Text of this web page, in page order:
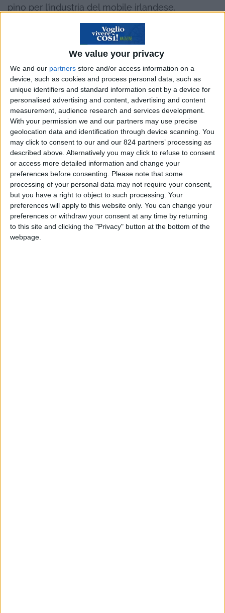
We value your privacy
We and our partners store and/or access information on a
device, such as cookies and process personal data, such as
unique identifiers and standard information sent by a device for
personalised advertising and content, advertising and content
measurement, audience research and services development.
With your permission we and our partners may use precise
geolocation data and identification through device scanning. You
may click to consent to our and our 824 partners’ processing as
described above. Alternatively you may click to refuse to consent
or access more detailed information and change your
preferences before consenting.
Please note that some
processing of your personal data may not require your consent,
but you have a right to object to such processing. Your
preferences will apply to this website only. You can change your
preferences or withdraw your consent at any time by returning
to this site and clicking the "Privacy" button at the bottom of the
webpage.
pino per l’industria del mobile irlandese.
A quel tempo non avevo alcun progetto di
emigrare dall’Italia, ma avvertii subito, nonostante
la lingua ostica, i caratteri silenziosi e introversi
delle persone, il panorama deprimente dalla
strada statale, dovuto senz’altro anche al tempo
triste e piovoso di quel secondo giorno di visita,
avvertii subito spuntare in me una sensazione
misteriosa e imprevista, sconosciuta e
apparentemente inspiegabile: “In questo Paese
potrei facilmente trovarmi a mio agio e inserirmi,
sentirmi a casa.” Davvero un pensiero strano in
un Paese ancora cosi’ fortemente segnato nelle
infrastrutture, nel modo di pensare e nelle
impressioni visive dal passaggio della
devastazione sovietica e della sua cultura edilizia
traballante.